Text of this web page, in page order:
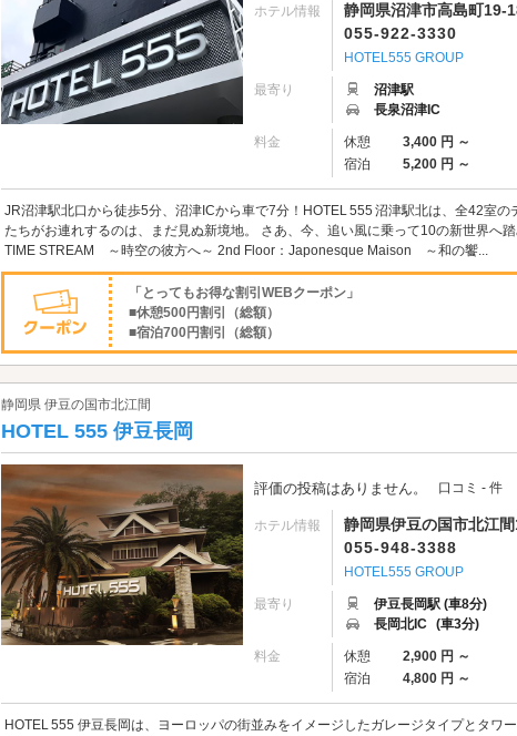
ホテル情報
静岡県沼津市高島町19-
055-922-3330
HOTEL555 GROUP
最寄り
沼津駅
長泉沼津IC
料金 休憩 3,400 円 ～
宿泊
5,200 円 ～
JR沼津駅北口から徒歩5分、沼津ICから車で7分！HOTEL 555 沼津駅北は、全42室
たちがお連れするのは、まだ見ぬ新境地。 さあ、今、追い風に乗って10の新世界へ
TIME STREAM ～時空の彼方へ～ 2nd Floor：Japonesque Maison ～和の饗...
「とってもお得な割引WEBクーポン」
■休憩500円割引（総額）
■宿泊700円割引（総額）
静岡県 伊豆の国市北江間
HOTEL 555 伊豆長岡
評価の投稿はありません。 口コミ - 件
ホテル情報
静岡県伊豆の国市北江
055-948-3388
HOTEL555 GROUP
最寄り
伊豆長岡駅 (車8分)
長岡北IC (車3分)
料金 休憩 2,900 円 ～
宿泊
4,800 円 ～
HOTEL 555 伊豆長岡は、ヨーロッパの街並みをイメージしたガレージタイプとタワ